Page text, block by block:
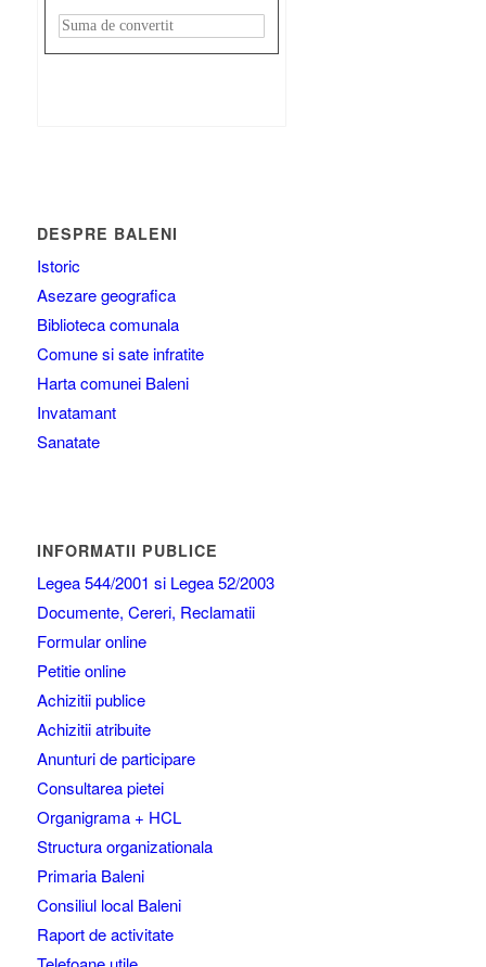
DESPRE BALENI
Istoric
Asezare geografica
Biblioteca comunala
Comune si sate infratite
Harta comunei Baleni
Invatamant
Sanatate
INFORMATII PUBLICE
Legea 544/2001 si Legea 52/2003
Documente, Cereri, Reclamatii
Formular online
Petitie online
Achizitii publice
Achizitii atribuite
Anunturi de participare
Consultarea pietei
Organigrama + HCL
Structura organizationala
Primaria Baleni
Consiliul local Baleni
Raport de activitate